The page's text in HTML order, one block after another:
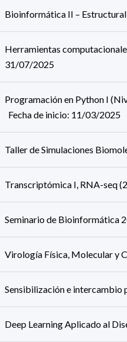
Bioinformática II –
Herramientas
31/07/2025
Programación en Python I
Fecha de inicio: 11/03/2025
Taller de Simulaciones
Transcriptómica I, RNA-seq
Seminario de Bioinformática
Virología Física, Molecular y
Sensibilización e
Deep Learning Aplicado al